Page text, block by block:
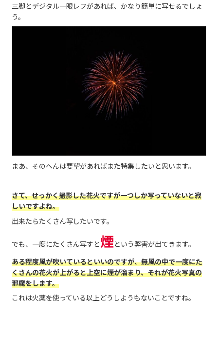
三脚とデジタル一眼レフがあれば、かなり簡単に写せるでしょ
う。
まあ、そのへんは要望があればまた特集したいと思います。
さて、せっかく撮影した花火ですが一つしか写っていないと寂
しいですよね。
出来たらたくさん写したいです。
でも、一度にたくさん写すと煙という弊害が出てきます。
ある程度風が吹いているといいのですが、無風の中で一度にた
くさんの花火が上がると上空に煙が溜まり、それが花火写真の
邪魔をします。
これは火薬を使っている以上どうしようもないことですね。